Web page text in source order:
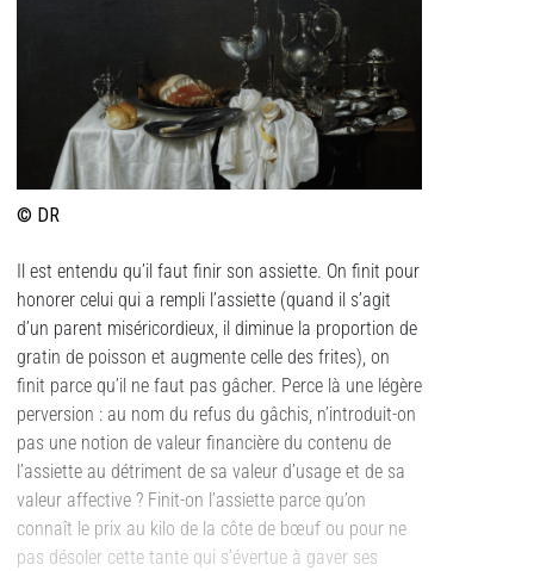
© DR
Il est entendu qu’il faut finir son assiette. On finit pour
honorer celui qui a rempli l’assiette (quand il s’agit
d’un parent miséricordieux, il diminue la proportion de
gratin de poisson et augmente celle des frites), on
finit parce qu’il ne faut pas gâcher. Perce là une légère
perversion : au nom du refus du gâchis, n’introduit-on
pas une notion de valeur financière du contenu de
l’assiette au détriment de sa valeur d’usage et de sa
valeur affective ? Finit-on l’assiette parce qu’on
connaît le prix au kilo de la côte de bœuf ou pour ne
pas désoler cette tante qui s’évertue à gaver ses